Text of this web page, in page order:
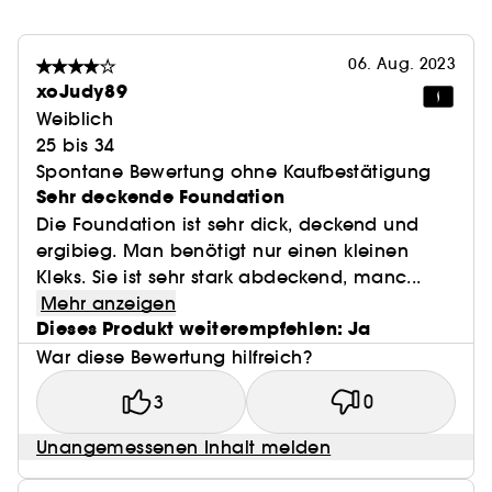
06. Aug. 2023
xoJudy89
Weiblich
25 bis 34
Spontane Bewertung ohne Kaufbestätigung
Sehr deckende Foundation
Die Foundation ist sehr dick, deckend und
ergibieg. Man benötigt nur einen kleinen
Kleks. Sie ist sehr stark abdeckend, manc...
Mehr anzeigen
Dieses Produkt weiterempfehlen: Ja
War diese Bewertung hilfreich?
3 0
Unangemessenen Inhalt melden